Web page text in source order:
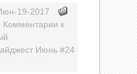
19-2017
Комментарии к
Июнь #24